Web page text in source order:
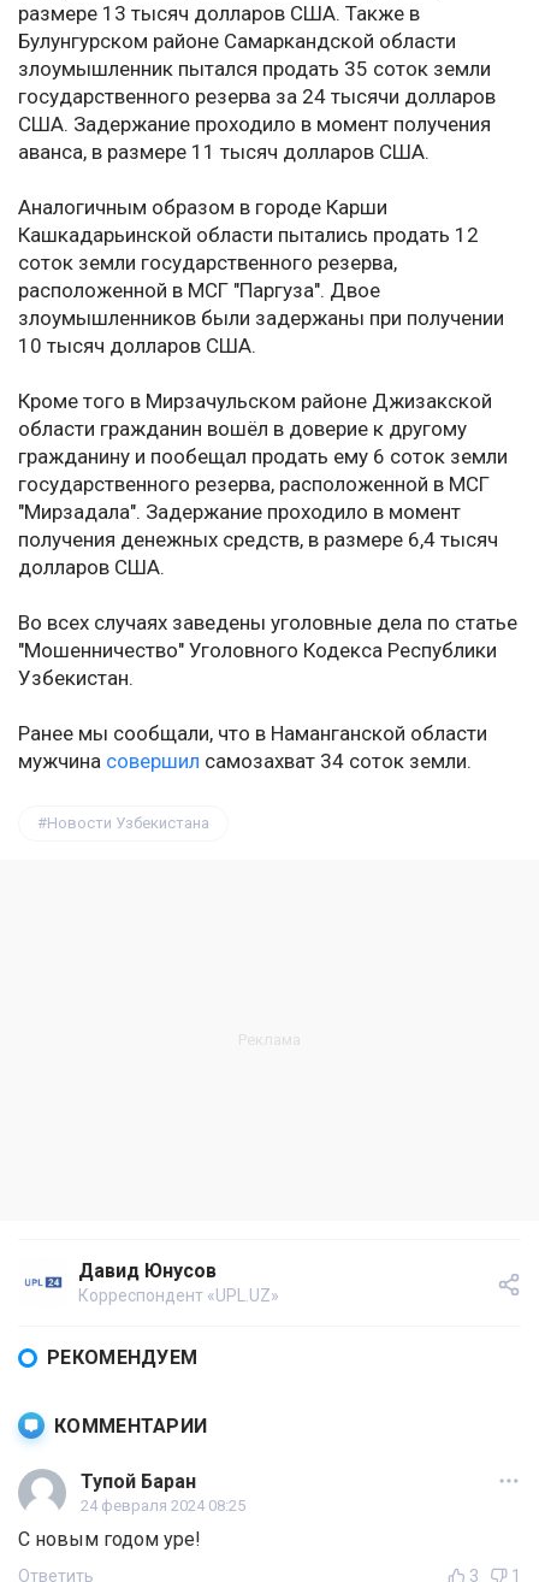
размере 13 тысяч долларов США. Также в
Булунгурском районе Самаркандской области
злоумышленник пытался продать 35 соток земли
государственного резерва за 24 тысячи долларов
США. Задержание проходило в момент получения
аванса, в размере 11 тысяч долларов США.
Аналогичным образом в городе Карши
Кашкадарьинской области пытались продать 12
соток земли государственного резерва,
расположенной в МСГ "Паргуза". Двое
злоумышленников были задержаны при получении
10 тысяч долларов США.
Кроме того в Мирзачульском районе Джизакской
области гражданин вошёл в доверие к другому
гражданину и пообещал продать ему 6 соток земли
государственного резерва, расположенной в МСГ
"Мирзадала". Задержание проходило в момент
получения денежных средств, в размере 6,4 тысяч
долларов США.
Во всех случаях заведены уголовные дела по статье
"Мошенничество" Уголовного Кодекса Республики
Узбекистан.
Ранее мы сообщали, что в Наманганской области
мужчина совершил самозахват 34 соток земли.
Новости Узбекистана
Давид Юнусов
Корреспондент «UPL.UZ»
РЕКОМЕНДУЕМ
КОММЕНТАРИИ
Тупой Баран
24 февраля 2024 08:25
С новым годом уре!
Ответить 3 1